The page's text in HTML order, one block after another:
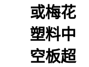
或梅花
塑料中
空板超